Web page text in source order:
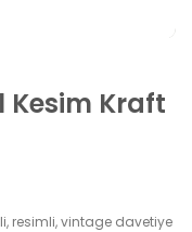
Kesim Kraft
resimli, vintage davetiye